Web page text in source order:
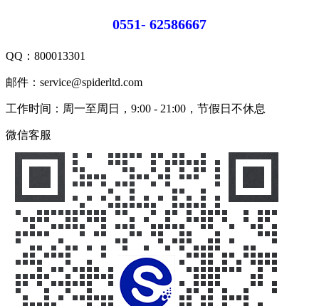
0551- 62586667
QQ： 800013301
邮件：service@spiderltd.com
工作时间：周一至周日，9:00 - 21:00，节假日不休息
微信客服